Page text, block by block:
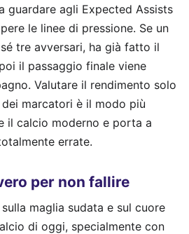
guardare agli Expected Assists
le linee di pressione. Se un
tre avversari, ha già fatto il
il passaggio finale viene
Valutare il rendimento solo
marcatori è il modo più
il calcio moderno e porta a
errate.
per non fallire
maglia sudata e sul cuore
di oggi, specialmente con